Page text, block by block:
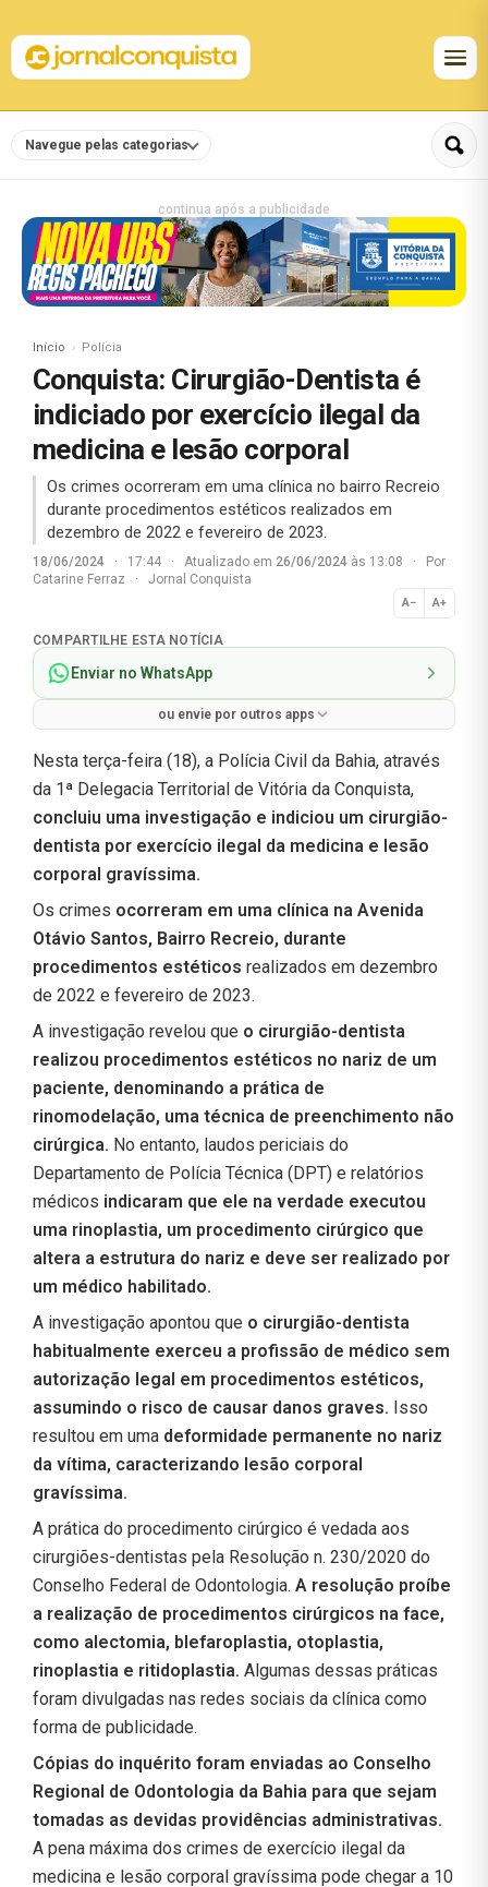
Navegue pelas categorias
continua após a publicidade
Início Polícia
Conquista: Cirurgião-Dentista é
indiciado por exercício ilegal da
medicina e lesão corporal
Os crimes ocorreram em uma clínica no bairro Recreio
durante procedimentos estéticos realizados em
dezembro de 2022 e fevereiro de 2023.
18/06/2024 · 17:44 · Atualizado em 26/06/2024 às 13:08 ·
Por
Catarine Ferraz
· Jornal Conquista
A− A+
Normal
COMPARTILHE ESTA NOTÍCIA
Enviar no WhatsApp
ou envie por outros apps
Nesta terça-feira (18), a Polícia Civil da Bahia, através
da 1ª Delegacia Territorial de Vitória da Conquista,
concluiu uma investigação e indiciou um cirurgião-
dentista por exercício ilegal da medicina e lesão
corporal gravíssima.
Os crimes ocorreram em uma clínica na Avenida
Otávio Santos, Bairro Recreio, durante
procedimentos estéticos realizados em dezembro
de 2022 e fevereiro de 2023.
A investigação revelou que o cirurgião-dentista
realizou procedimentos estéticos no nariz de um
paciente, denominando a prática de
rinomodelação, uma técnica de preenchimento não
cirúrgica. No entanto, laudos periciais do
Departamento de Polícia Técnica (DPT) e relatórios
médicos indicaram que ele na verdade executou
uma rinoplastia, um procedimento cirúrgico que
altera a estrutura do nariz e deve ser realizado por
um médico habilitado.
A investigação apontou que o cirurgião-dentista
habitualmente exerceu a profissão de médico sem
autorização legal em procedimentos estéticos,
assumindo o risco de causar danos graves. Isso
resultou em uma deformidade permanente no nariz
da vítima, caracterizando lesão corporal
gravíssima.
A prática do procedimento cirúrgico é vedada aos
cirurgiões-dentistas pela Resolução n. 230/2020 do
Conselho Federal de Odontologia. A resolução proíbe
a realização de procedimentos cirúrgicos na face,
como alectomia, blefaroplastia, otoplastia,
rinoplastia e ritidoplastia. Algumas dessas práticas
foram divulgadas nas redes sociais da clínica como
forma de publicidade.
Cópias do inquérito foram enviadas ao Conselho
Regional de Odontologia da Bahia para que sejam
tomadas as devidas providências administrativas.
A pena máxima dos crimes de exercício ilegal da
medicina e lesão corporal gravíssima pode chegar a 10